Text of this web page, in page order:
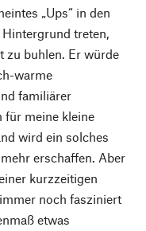
„Ups“ in den
treten,
zu buhlen. Er würde
warme
familiärer
für meine kleine
wird ein solches
erschaffen. Aber
kurzzeitigen
noch fasziniert
etwas